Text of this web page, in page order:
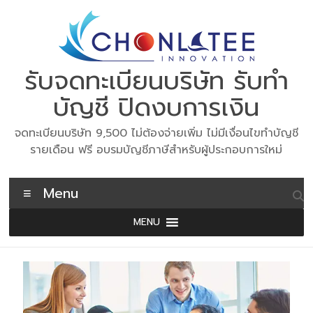
รับจดทะเบียนบริษัท รับทำ
บัญชี ปิดงบการเงิน
จดทะเบียนบริษัท 9,500 ไม่ต้องจ่ายเพิ่ม ไม่มีเงื่อนไขทำบัญชี
รายเดือน ฟรี อบรมบัญชีภาษีสำหรับผู้ประกอบการใหม่
Menu
MENU